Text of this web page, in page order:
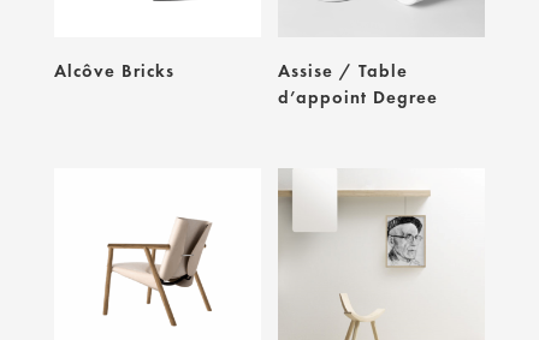
Alcôve Bricks
Assise / Table
d’appoint Degree